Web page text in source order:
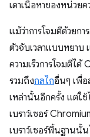
เดาเนื้อหาของหน่วย
แม้ว่าการโจมตีด้วยก
ตัวจับเวลาแบบหยาบ
ความเร็วการโจมตีไ
รวมถึงกลไกอื่นๆ เพื่อ
เหล่านั้นอีกครั้ง แต่ใ
เบราว์เซอร์
เบราว์เซอร์พื้นฐานนั้